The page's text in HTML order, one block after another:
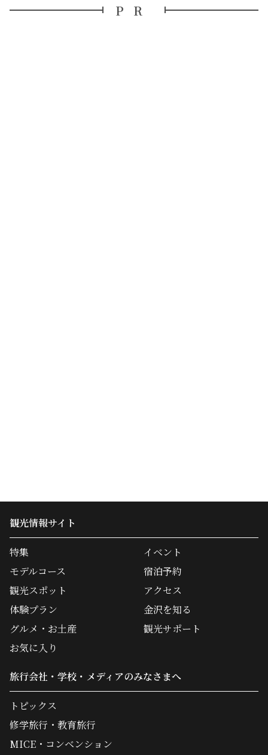
PR
観光情報サイト
特集
モデルコース
観光スポット
体験プラン
グルメ・お土産
イベント
宿泊予約
アクセス
金沢を知る
観光サポート
お気に入り
旅行会社・学校・メディアのみなさまへ
トピックス
修学旅行・教育旅行
MICE・コンベンション